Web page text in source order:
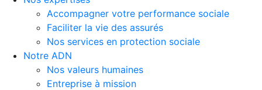
Accompagner votre performance sociale
Faciliter la vie des assurés
Nos services en protection sociale
Notre ADN
Nos valeurs humaines
Entreprise à mission